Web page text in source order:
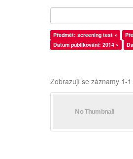
Předmět: screening test ×
Datum publikování: 2014 ×
Zobrazují se záznamy 1-1